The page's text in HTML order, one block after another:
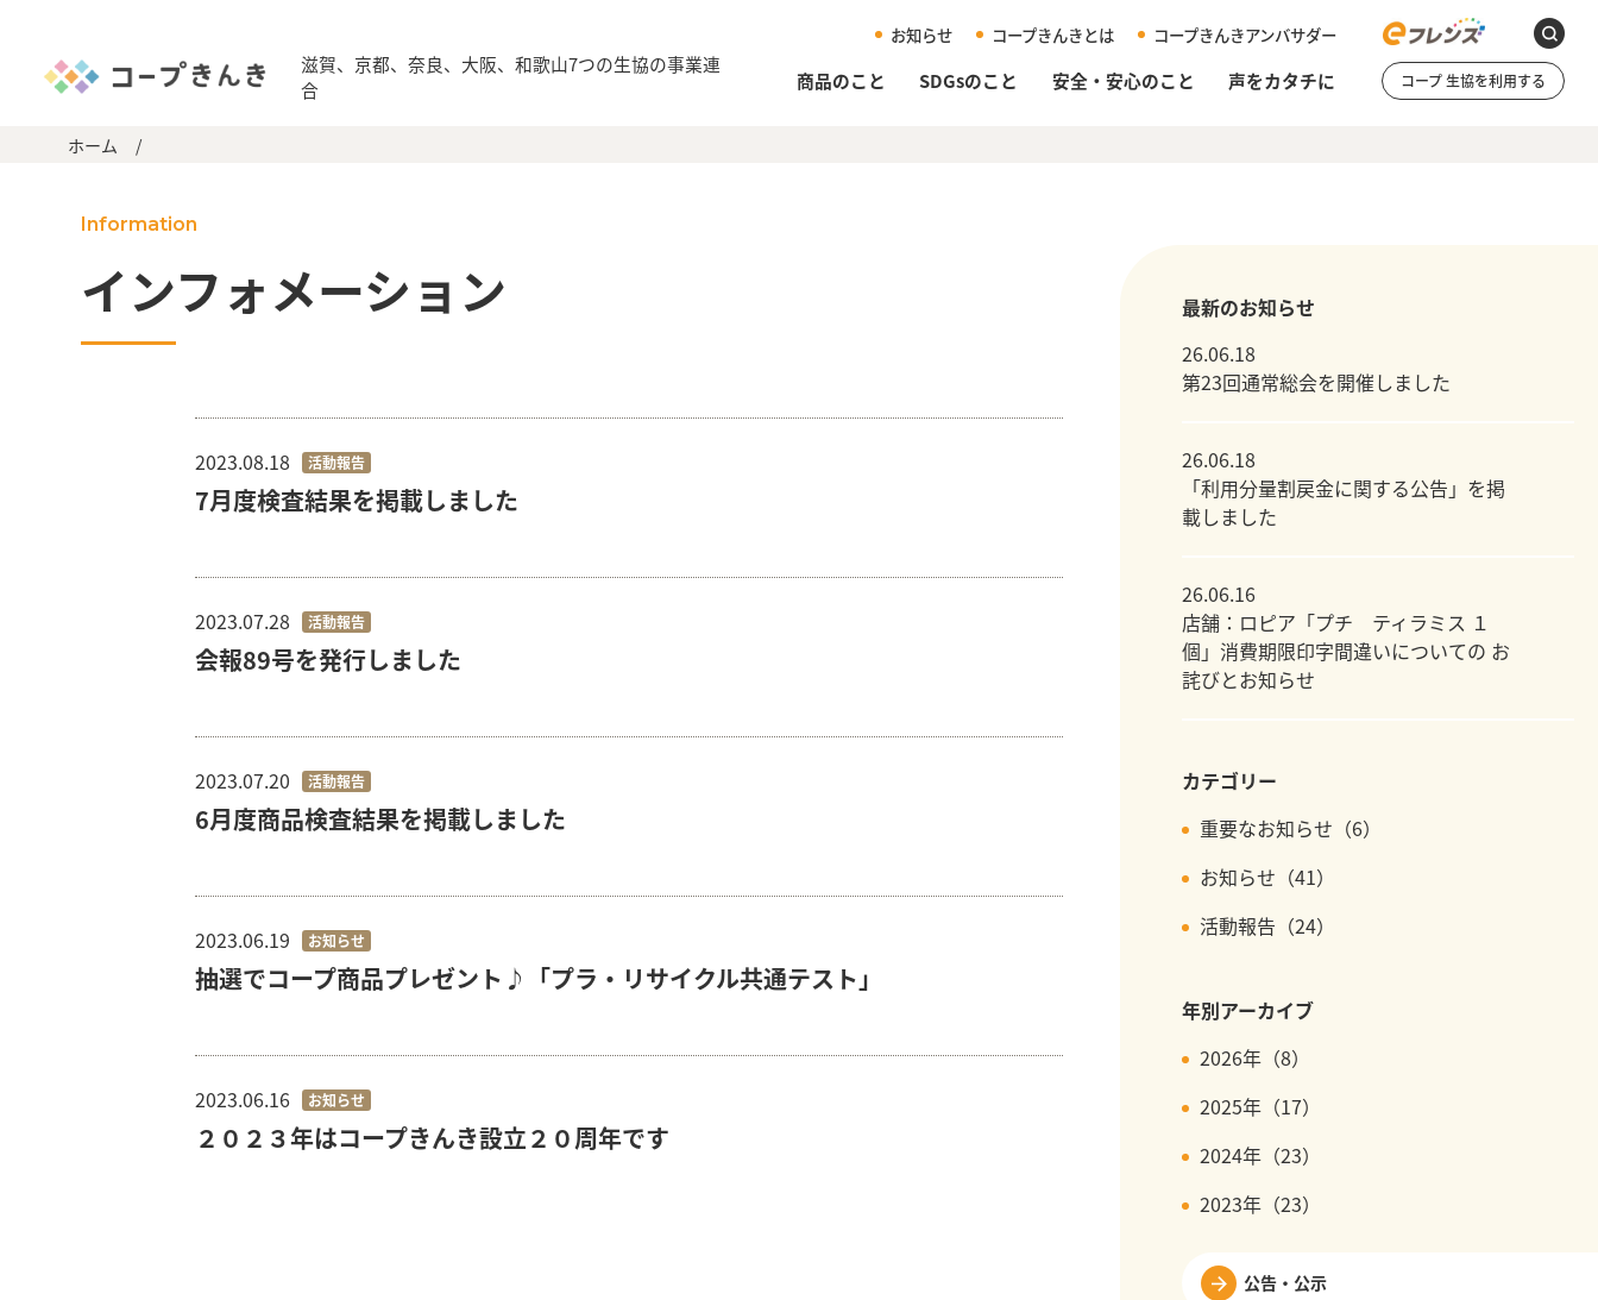
滋賀、京都、奈良、大阪、和歌山7つの生協の事業連
合
お知らせ コープきんきとは コープきんきアンバサダー
商品のこと SDGsのこと 安全・安心のこと 声をカタチに コープ 生協を利用する
ホーム /
Information
インフォメーション
2023.08.18 活動報告
7月度検査結果を掲載しました
2023.07.28 活動報告
会報89号を発行しました
2023.07.20 活動報告
6月度商品検査結果を掲載しました
2023.06.19 お知らせ
抽選でコープ商品プレゼント♪「プラ・リサイクル共通テスト」
2023.06.16 お知らせ
２０２３年はコープきんき設立２０周年です
最新のお知らせ
26.06.18
第23回通常総会を開催しました
26.06.18
「利用分量割戻金に関する公告」を掲
載しました
26.06.16
店舗：ロピア「プチ ティラミス １
個」消費期限印字間違いについての お
詫びとお知らせ
カテゴリー
重要なお知らせ（6）
お知らせ（41）
活動報告（24）
年別アーカイブ
2026年（8）
2025年（17）
2024年（23）
2023年（23）
公告・公示